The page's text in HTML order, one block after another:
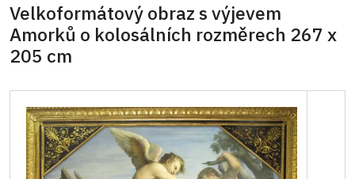
Velkoformátový obraz s výjevem
Amorků o kolosálních rozměrech 267 x
205 cm